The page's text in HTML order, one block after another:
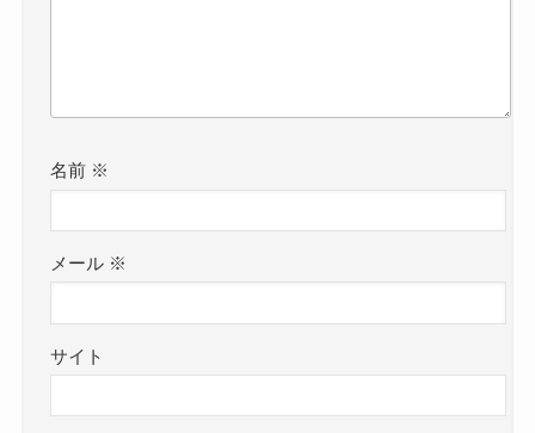
名前 ※
メール ※
サイト